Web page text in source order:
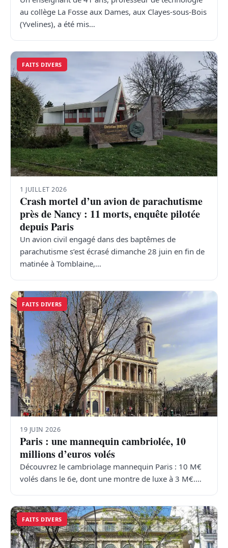
au collège La Fosse aux Dames, aux Clayes-sous-Bois
(Yvelines), a été mis…
FAITS DIVERS
1 JUILLET 2026
Crash mortel d’un avion de parachutisme
près de Nancy : 11 morts, enquête pilotée
depuis Paris
Un avion civil engagé dans des baptêmes de
parachutisme s’est écrasé dimanche 28 juin en fin de
matinée à Tomblaine,…
FAITS DIVERS
19 JUIN 2026
Paris : une mannequin cambriolée, 10
millions d’euros volés
Découvrez le cambriolage mannequin Paris : 10 M€
volés dans le 6e, dont une montre de luxe à 3 M€.…
FAITS DIVERS